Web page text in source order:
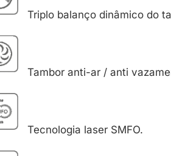
Triplo balanço dinâmico do
Tambor anti-ar / anti
Tecnologia laser SMFO.